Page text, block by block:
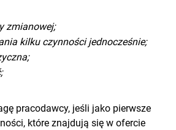
zmianowej;
kilku czynności jednocześnie;
pracodawcy, jeśli jako pierwsze
które znajdują się w ofercie